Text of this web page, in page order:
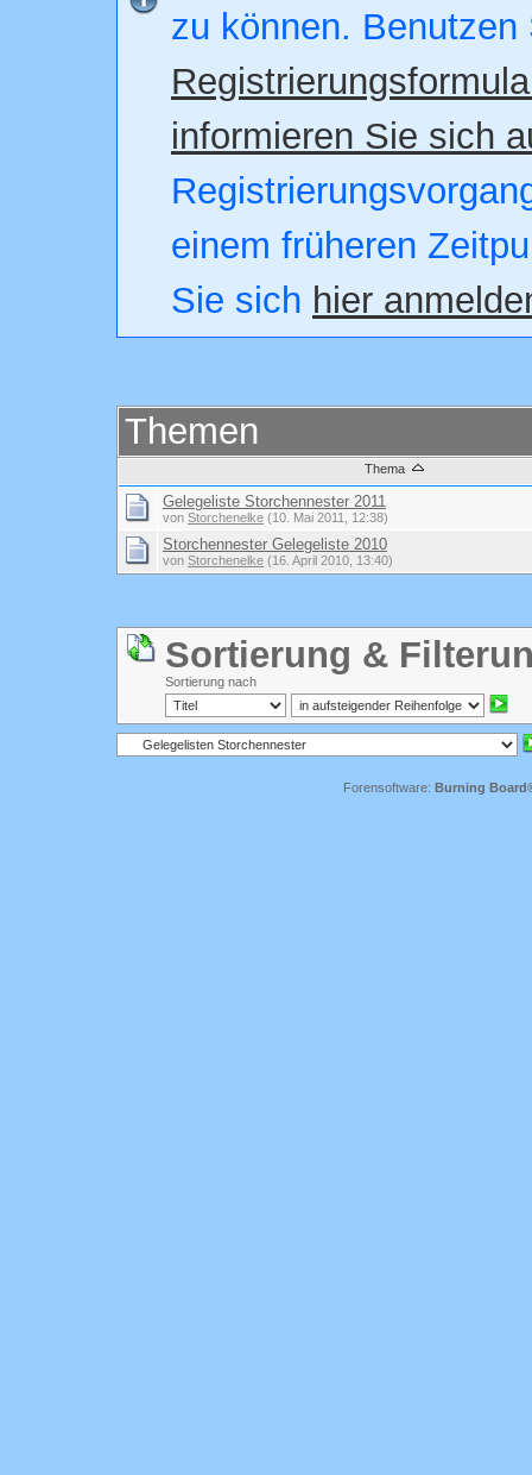
zu können. Benutzen
informieren Sie sich
einem früheren
Sie sich hier
Themen
Thema
Gelegeliste Storchennester 2011
von Storchenelke (10. Mai 2011, 12:38)
Storchennester Gelegeliste 2010
von Storchenelke (16. April 2010, 13:40)
Sortierung &
Sortierung nach
Forensoftware: Burning